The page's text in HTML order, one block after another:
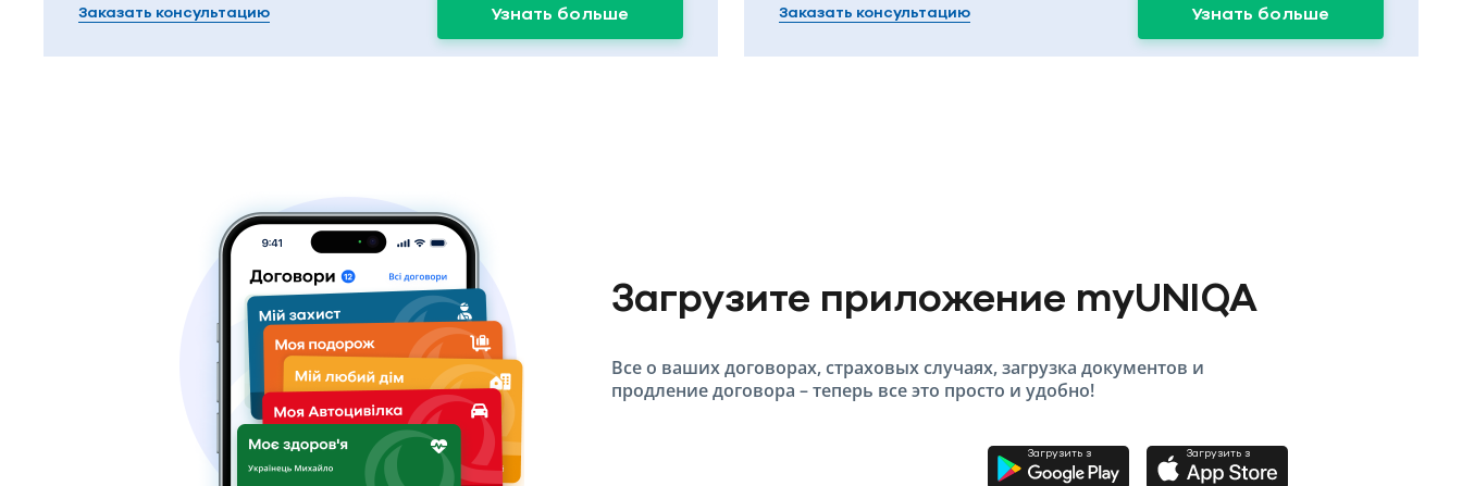
Заказать консультацию Узнать больше Заказать консультацию Узнать больше
Загрузите приложение myUNIQA
Все о ваших договорах, страховых случаях, загрузка документов и
продление договора – теперь все это просто и удобно!
Загрузить з Загрузить з